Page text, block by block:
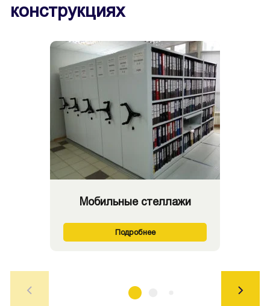
конструкциях
Мобильные стеллажи
Подробнее